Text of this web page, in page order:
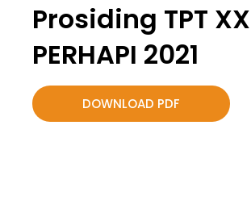
Prosiding TPT
PERHAPI 2021
DOWNLOAD PDF